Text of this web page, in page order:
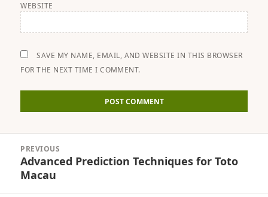
WEBSITE
SAVE MY NAME, EMAIL, AND WEBSITE IN THIS BROWSER
FOR THE NEXT TIME I COMMENT.
navigation
PREVIOUS
Previous
post:
Advanced Prediction Techniques for Toto
Macau